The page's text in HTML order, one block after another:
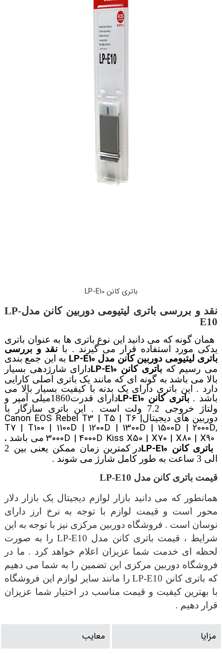
باتری کانن LP-E10
نقد و بررسی باتری لیتیومی دوربین کانن مدلLP-
E10
همان گونه که می دانید این نوع باتری ها به عنوان باتری
یدکی مورد استفاده قرار می گیرند . با نقد و بررسی
باتری لیتیومی دوربین کانن مدل LP-E10 به این جمع بندی
می رسیم کهباتری کانن LP-E10دارای شارژدهی بسیار
بالا می باشد به گونه ای که مانند یک باتری اصلی کارایی
دارد . این باتری دارای یک بدنه با کیفیت بسیار بالا می
باشد .باتری کانن LP-E10
دارای قدرت1860میلی آمپر و
ولتاژ خروجی 7.2 ولت است . این باتری سازگار با
دوربین های دیجیتالCanon EOS Rebel T3 | T5 | T6 |
T7 | T100 | 1100D | 1200D | 1300D | 1500D | 2000D,
3000D | 4000D Kiss X50 | X70 | X80 | X90 می باشد .
باتری کانن LP-E10
در کمترین زمان ممکن یعنی بین 2
الی 3 ساعت به طور کامل شارژ می شوند .
قیمت باتری کانن مدل LP-E10
همانطور که می دانید بازار لوازم دیجیتال یک بازار دلار
محور است و قیمت لوازم با توجه به نرخ ارز دارای
نوسان است . فروشگاه دوربین مرکزی نیز با توجه به این
شرایط ، قیمت باتری کانن مدل LP-E10 را به صورت
لحظه ای خدمت شما عزیزان اعلام خواهد کرد . ما در
فروشگاه دوربین مرکزی این تضمین را به شما می دهیم
که باتری کانن LP-E10 را مانند سایر لوازم این فروشگاه
با بهترین کیفیت و قیمت مناسب در اختیار شما عزیزان
قرار دهیم .
مزایا معایب